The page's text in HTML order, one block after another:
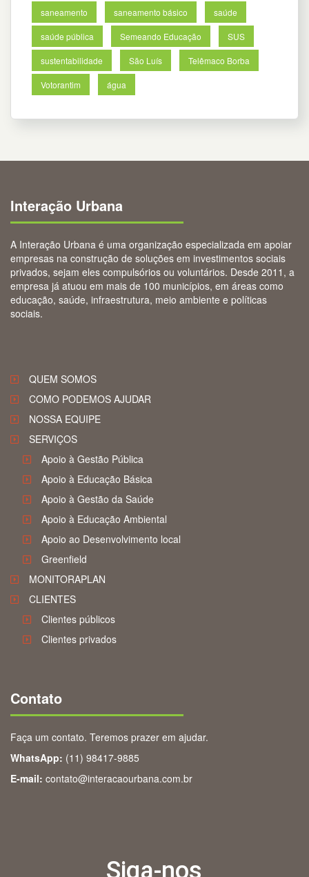
saneamento saneamento básico saúde
saúde pública Semeando Educação SUS
sustentabilidade São Luís Telêmaco Borba
Votorantim água
Interação Urbana
A Interação Urbana é uma organização especializada em apoiar
empresas na construção de soluções em investimentos sociais
privados, sejam eles compulsórios ou voluntários. Desde 2011, a
empresa já atuou em mais de 100 municípios, em áreas como
educação, saúde, infraestrutura, meio ambiente e políticas
sociais.
QUEM SOMOS
COMO PODEMOS AJUDAR
NOSSA EQUIPE
SERVIÇOS
Apoio à Gestão Pública
Apoio à Educação Básica
Apoio à Gestão da Saúde
Apoio à Educação Ambiental
Apoio ao Desenvolvimento local
Greenfield
MONITORAPLAN
CLIENTES
Clientes públicos
Clientes privados
Contato
Faça um contato. Teremos prazer em ajudar.
WhatsApp: (11) 98417-9885
E-mail: contato@interacaourbana.com.br
Siga-nos